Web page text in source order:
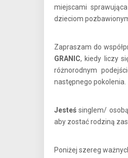
miejscami
dzieciom
Zapraszam do
GRANIC, kiedy liczy
różnorodnym
następnego pokolenia.
Jesteśsinglem/
aby zostać rodziną
Poniżej szereg